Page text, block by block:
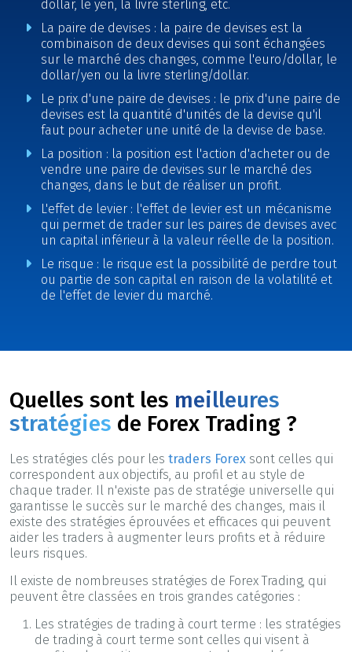
dollar, le yen, la livre sterling, etc.
La paire de devises : la paire de devises est la
combinaison de deux devises qui sont échangées
sur le marché des changes, comme l'euro/dollar, le
dollar/yen ou la livre sterling/dollar.
Le prix d'une paire de devises : le prix d'une paire de
devises est la quantité d'unités de la devise qu'il
faut pour acheter une unité de la devise de base.
La position : la position est l'action d'acheter ou de
vendre une paire de devises sur le marché des
changes, dans le but de réaliser un profit.
L'effet de levier : l'effet de levier est un mécanisme
qui permet de trader sur les paires de devises avec
un capital inférieur à la valeur réelle de la position.
Le risque : le risque est la possibilité de perdre tout
ou partie de son capital en raison de la volatilité et
de l'effet de levier du marché.
Quelles sont les meilleures
stratégies de Forex Trading ?
Les stratégies clés pour les traders Forex sont celles qui
correspondent aux objectifs, au profil et au style de
chaque trader. Il n'existe pas de stratégie universelle qui
garantisse le succès sur le marché des changes, mais il
existe des stratégies éprouvées et efficaces qui peuvent
aider les traders à augmenter leurs profits et à réduire
leurs risques.
Il existe de nombreuses stratégies de Forex Trading, qui
peuvent être classées en trois grandes catégories :
Les stratégies de trading à court terme : les stratégies
de trading à court terme sont celles qui visent à